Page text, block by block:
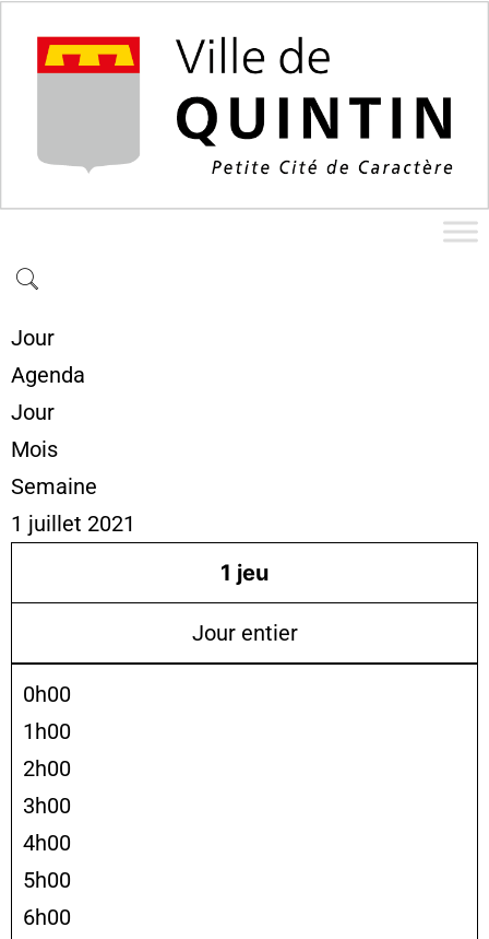
Jour
Agenda
Jour
Mois
Semaine
1 juillet 2021
1 jeu
Jour entier
0h00
1h00
2h00
3h00
4h00
5h00
6h00